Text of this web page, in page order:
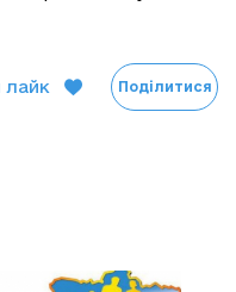
лайк Поділитися